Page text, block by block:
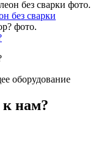
без сварки
оборудование
к нам?